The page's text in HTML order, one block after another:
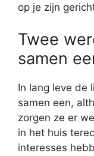
op je zijn
Twee
samen
In lang leve de
samen een,
zorgen ze er
in het huis
interesses